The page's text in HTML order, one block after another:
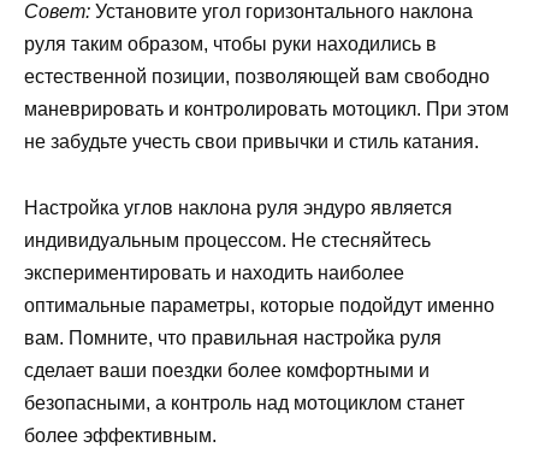
Совет: Установите угол горизонтального наклона
руля таким образом, чтобы руки находились в
естественной позиции, позволяющей вам свободно
маневрировать и контролировать мотоцикл. При этом
не забудьте учесть свои привычки и стиль катания.
Настройка углов наклона руля эндуро является
индивидуальным процессом. Не стесняйтесь
экспериментировать и находить наиболее
оптимальные параметры, которые подойдут именно
вам. Помните, что правильная настройка руля
сделает ваши поездки более комфортными и
безопасными, а контроль над мотоциклом станет
более эффективным.